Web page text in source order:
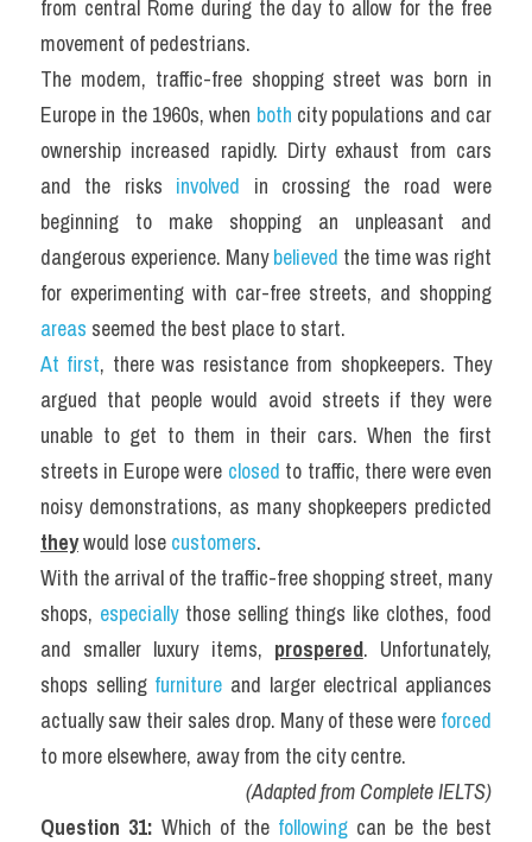
from central Rome during the day to allow for the free
movement of pedestrians.
The modem, traffic-free shopping street was born in
Europe in the 1960s, when both city populations and car
ownership increased rapidly. Dirty exhaust from cars
and the risks involved in crossing the road were
beginning to make shopping an unpleasant and
dangerous experience. Many believed the time was right
areas seemed the best place to start.
At first, there was resistance from shopkeepers. They
argued that people would avoid streets if they were
unable to get to them in their cars. When the first
streets in Europe were closed to traffic, there were even
they would lose customers.
With the arrival of the traffic-free shopping street, many
shops, especially those selling things like clothes, food
and smaller luxury items, prospered. Unfortunately,
shops selling furniture and larger electrical appliances
actually saw their sales drop. Many of these were
to more elsewhere, away from the city centre.
(Adapted from Complete IELTS)
Question 31: Which of the following can be the best